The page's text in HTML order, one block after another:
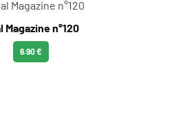
Magazine n°120
6.90 €